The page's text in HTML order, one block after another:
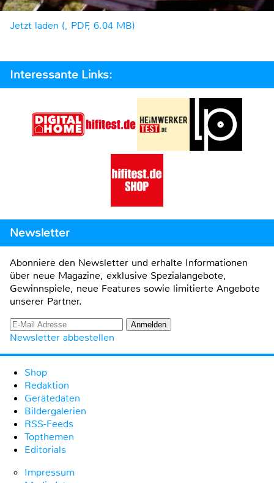
Jetzt laden (, PDF, 6.04 MB)
Interessante Links:
Newsletter
Abonniere den Newsletter und erhalte Informationen
über neue Magazine, exklusive Spezialangebote,
Gewinnspiele, neue Features sowie limitierte Angebote
unserer Partner.
Newsletter abbestellen
Shop
Redaktion
Gerätedaten
Bildergalerien
RSS-Feeds
Topthemen
Editorials
Impressum